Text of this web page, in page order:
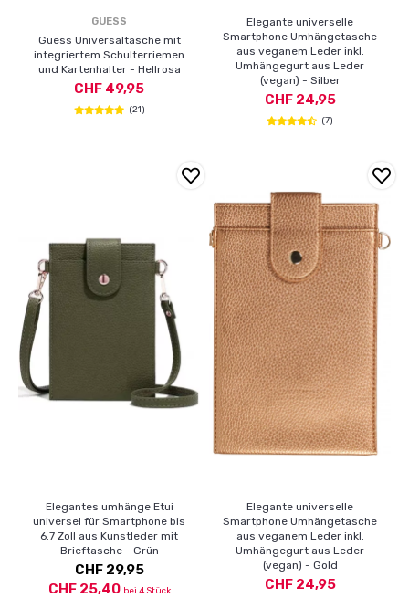
GUESS
Guess Universaltasche mit
integriertem Schulterriemen
und Kartenhalter - Hellrosa
CHF 49,95
(21)
Elegante universelle
Smartphone Umhängetasche
aus veganem Leder inkl.
Umhängegurt aus Leder
(vegan) - Silber
CHF 24,95
(7)
Elegantes umhänge Etui
universel für Smartphone bis
6.7 Zoll aus Kunstleder mit
Brieftasche - Grün
CHF 29,95
CHF 25,40 bei 4 Stück
Elegante universelle
Smartphone Umhängetasche
aus veganem Leder inkl.
Umhängegurt aus Leder
(vegan) - Gold
CHF 24,95